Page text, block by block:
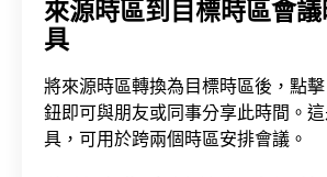
來源時區到目標時區會
具
將來源時區轉換為目標時區後，點
鈕即可與朋友或同事分享此時間。
具，可用於跨兩個時區安排會議。